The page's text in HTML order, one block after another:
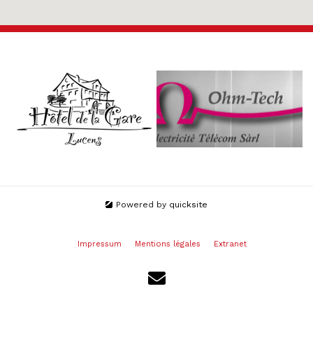
Powered by quicksite
Impressum Mentions légales Extranet